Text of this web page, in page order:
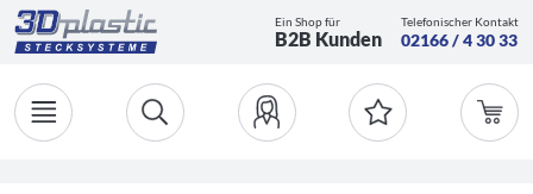
Ein Shop für
B2B Kunden
Telefonischer Kontakt
02166 / 4 30 33